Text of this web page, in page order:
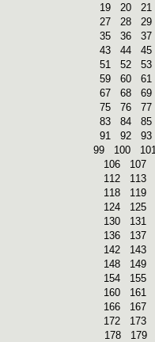
19
20 21
27
28 29
35
36 37
43
44 45
51
52 53
59
60 61
67
68 69
75
76 77
83
84 85
91
92 93
99
100 101
106
107
112
113
118
119
124
125
130
131
136
137
142
143
148
149
154
155
160
161
166
167
172
173
178
179